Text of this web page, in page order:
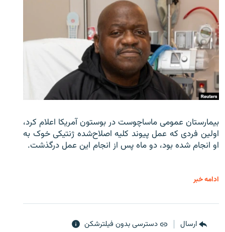
بیمارستان عمومی ماساچوست در بوستون آمریکا اعلام کرد،
اولین فردی که عمل پیوند کلیه اصلاح‌شده ژنتیکی خوک به
او انجام شده بود، دو ماه پس از انجام این عمل درگذشت.
ادامه خبر
ارسال دسترسی بدون فیلترشکن